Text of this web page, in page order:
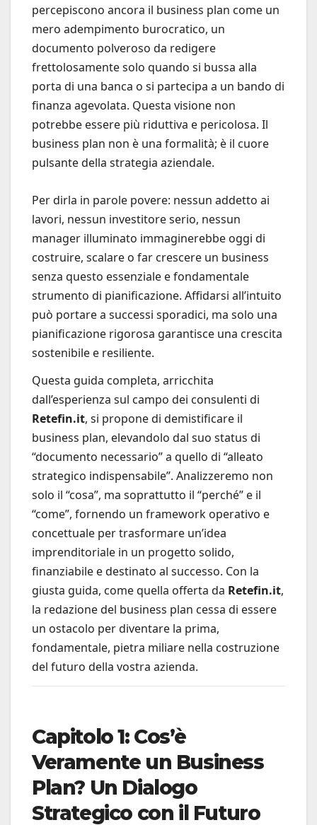
percepiscono ancora il business plan come un
mero adempimento burocratico, un
documento polveroso da redigere
frettolosamente solo quando si bussa alla
porta di una banca o si partecipa a un bando di
finanza agevolata. Questa visione non
potrebbe essere più riduttiva e pericolosa. Il
business plan non è una formalità; è il cuore
pulsante della strategia aziendale.
Per dirla in parole povere: nessun addetto ai
lavori, nessun investitore serio, nessun
manager illuminato immaginerebbe oggi di
costruire, scalare o far crescere un business
senza questo essenziale e fondamentale
strumento di pianificazione. Affidarsi all’intuito
può portare a successi sporadici, ma solo una
pianificazione rigorosa garantisce una crescita
sostenibile e resiliente.
Questa guida completa, arricchita
dall’esperienza sul campo dei consulenti di
Retefin.it, si propone di demistificare il
business plan, elevandolo dal suo status di
“documento necessario” a quello di “alleato
strategico indispensabile”. Analizzeremo non
solo il “cosa”, ma soprattutto il “perché” e il
“come”, fornendo un framework operativo e
concettuale per trasformare un’idea
imprenditoriale in un progetto solido,
finanziabile e destinato al successo. Con la
giusta guida, come quella offerta da Retefin.it,
la redazione del business plan cessa di essere
un ostacolo per diventare la prima,
fondamentale, pietra miliare nella costruzione
del futuro della vostra azienda.
Capitolo 1: Cos’è
Veramente un Business
Plan? Un Dialogo
Strategico con il Futuro